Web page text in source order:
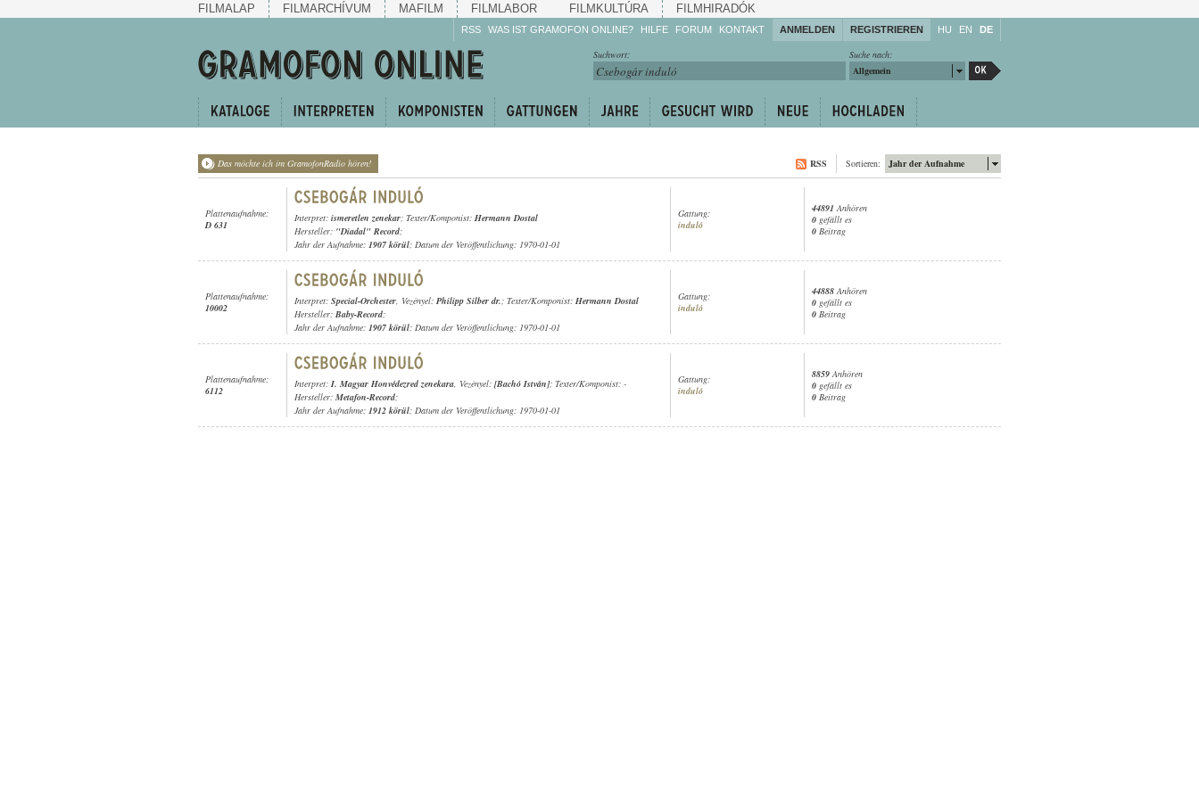
FILMALAP FILMARCHÍVUM MAFILM FILMLABOR FILMKULTÚRA FILMHIRADÓK
RSS WAS IST GRAMOFON ONLINE? HILFE
Machen Sie mit!
Reden Sie mit!
weiter!
FORUM KONTAKT ANMELDEN REGISTRIEREN HU EN DE
Suche nach:
Allgemein
Suchwort:
Das möchte ich im GramofonRadio hören! Jahr der Aufnahme
Sortieren:
RSS
Plattenaufnahme:
D 631
Interpret: ismeretlen zenekar; Texter/Komponist: Hermann Dostal
Hersteller: "Diadal" Record;
Jahr der Aufnahme: 1907 körül; Datum der Veröffentlichung: 1970-01-01
Gattung:
induló
44891 Anhören
0 gefällt es
0 Beitrag
Plattenaufnahme:
10002
Interpret: Special-Orchester, Vezényel: Philipp Silber dr.; Texter/Komponist: Hermann Dostal
Hersteller: Baby-Record;
Jahr der Aufnahme: 1907 körül; Datum der Veröffentlichung: 1970-01-01
Gattung:
induló
44888 Anhören
0 gefällt es
0 Beitrag
Plattenaufnahme:
6112
Interpret: I. Magyar Honvédezred zenekara, Vezényel: [Bachó István]; Texter/Komponist: -
Hersteller: Metafon-Record;
Jahr der Aufnahme: 1912 körül; Datum der Veröffentlichung: 1970-01-01
Gattung:
induló
8859 Anhören
0 gefällt es
0 Beitrag